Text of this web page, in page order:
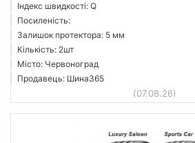
Індекс швидкості: Q
Посиленість:
Залишок протектора: 5 мм
Кількість: 2шт
Місто: Червоноград
Продавець: Шина365
(07.08.26)